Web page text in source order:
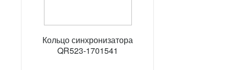
Кольцо синхронизатора
QR523-1701541